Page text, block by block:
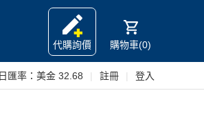
代購詢價
購物車(0)
匯率： 美金 32.68 註冊 登入